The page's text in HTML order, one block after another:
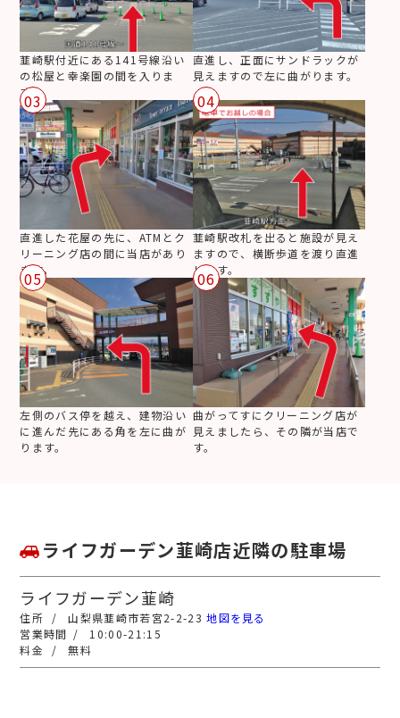
韮崎駅付近にある141号線沿い
の松屋と幸楽園の間を入りま
す。
直進し、正面にサンドラックが
見えますので左に曲がります。
03
直進した花屋の先に、ATMとク
リーニング店の間に当店があり
ます。
04
韮崎駅改札を出ると施設が見え
ますので、横断歩道を渡り直進
します。
05
左側のバス停を越え、建物沿い
に進んだ先にある角を左に曲が
ります。
06
曲がってすにクリーニング店が
見えましたら、その隣が当店で
す。
ライフガーデン韮崎店近隣の駐車場
ライフガーデン韮崎
山梨県韮崎市若宮2-2-23地図を見る
10:00-21:15
無料